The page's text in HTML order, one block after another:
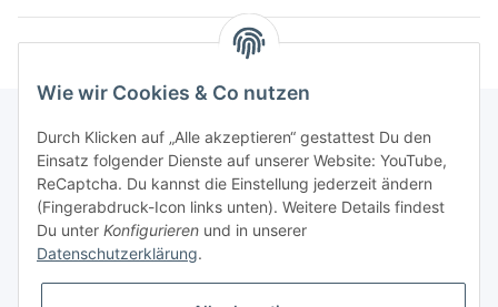
Gesetzliche Informationen
Partner
Wie wir Cookies & Co nutzen
Durch Klicken auf „Alle akzeptieren“ gestattest Du den
Einsatz folgender Dienste auf unserer Website: YouTube,
ReCaptcha. Du kannst die Einstellung jederzeit ändern
(Fingerabdruck-Icon links unten). Weitere Details findest
Du unter Konfigurieren und in unserer
Datenschutzerklärung.